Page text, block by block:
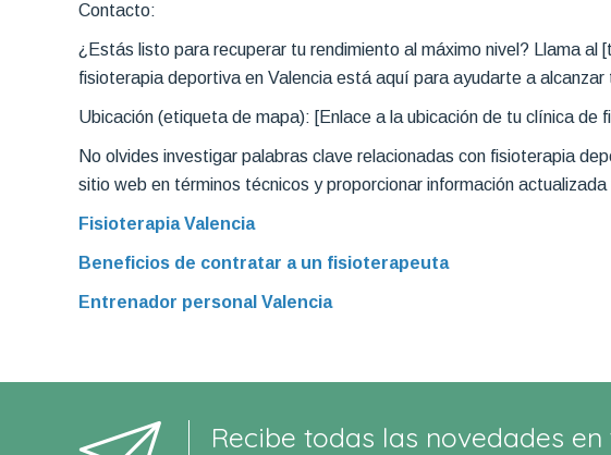
Contacto:
¿Estás listo para recuperar tu rendimiento al máximo nivel? Llama
fisioterapia deportiva en Valencia está aquí para ayudarte a
Ubicación (etiqueta de mapa): [Enlace a la ubicación de tu clínica de
No olvides investigar palabras clave relacionadas con fisioterapia
sitio web en términos técnicos y proporcionar información
Fisioterapia Valencia
Beneficios de contratar a un fisioterapeuta
Entrenador personal Valencia
Recibe todas las novedades